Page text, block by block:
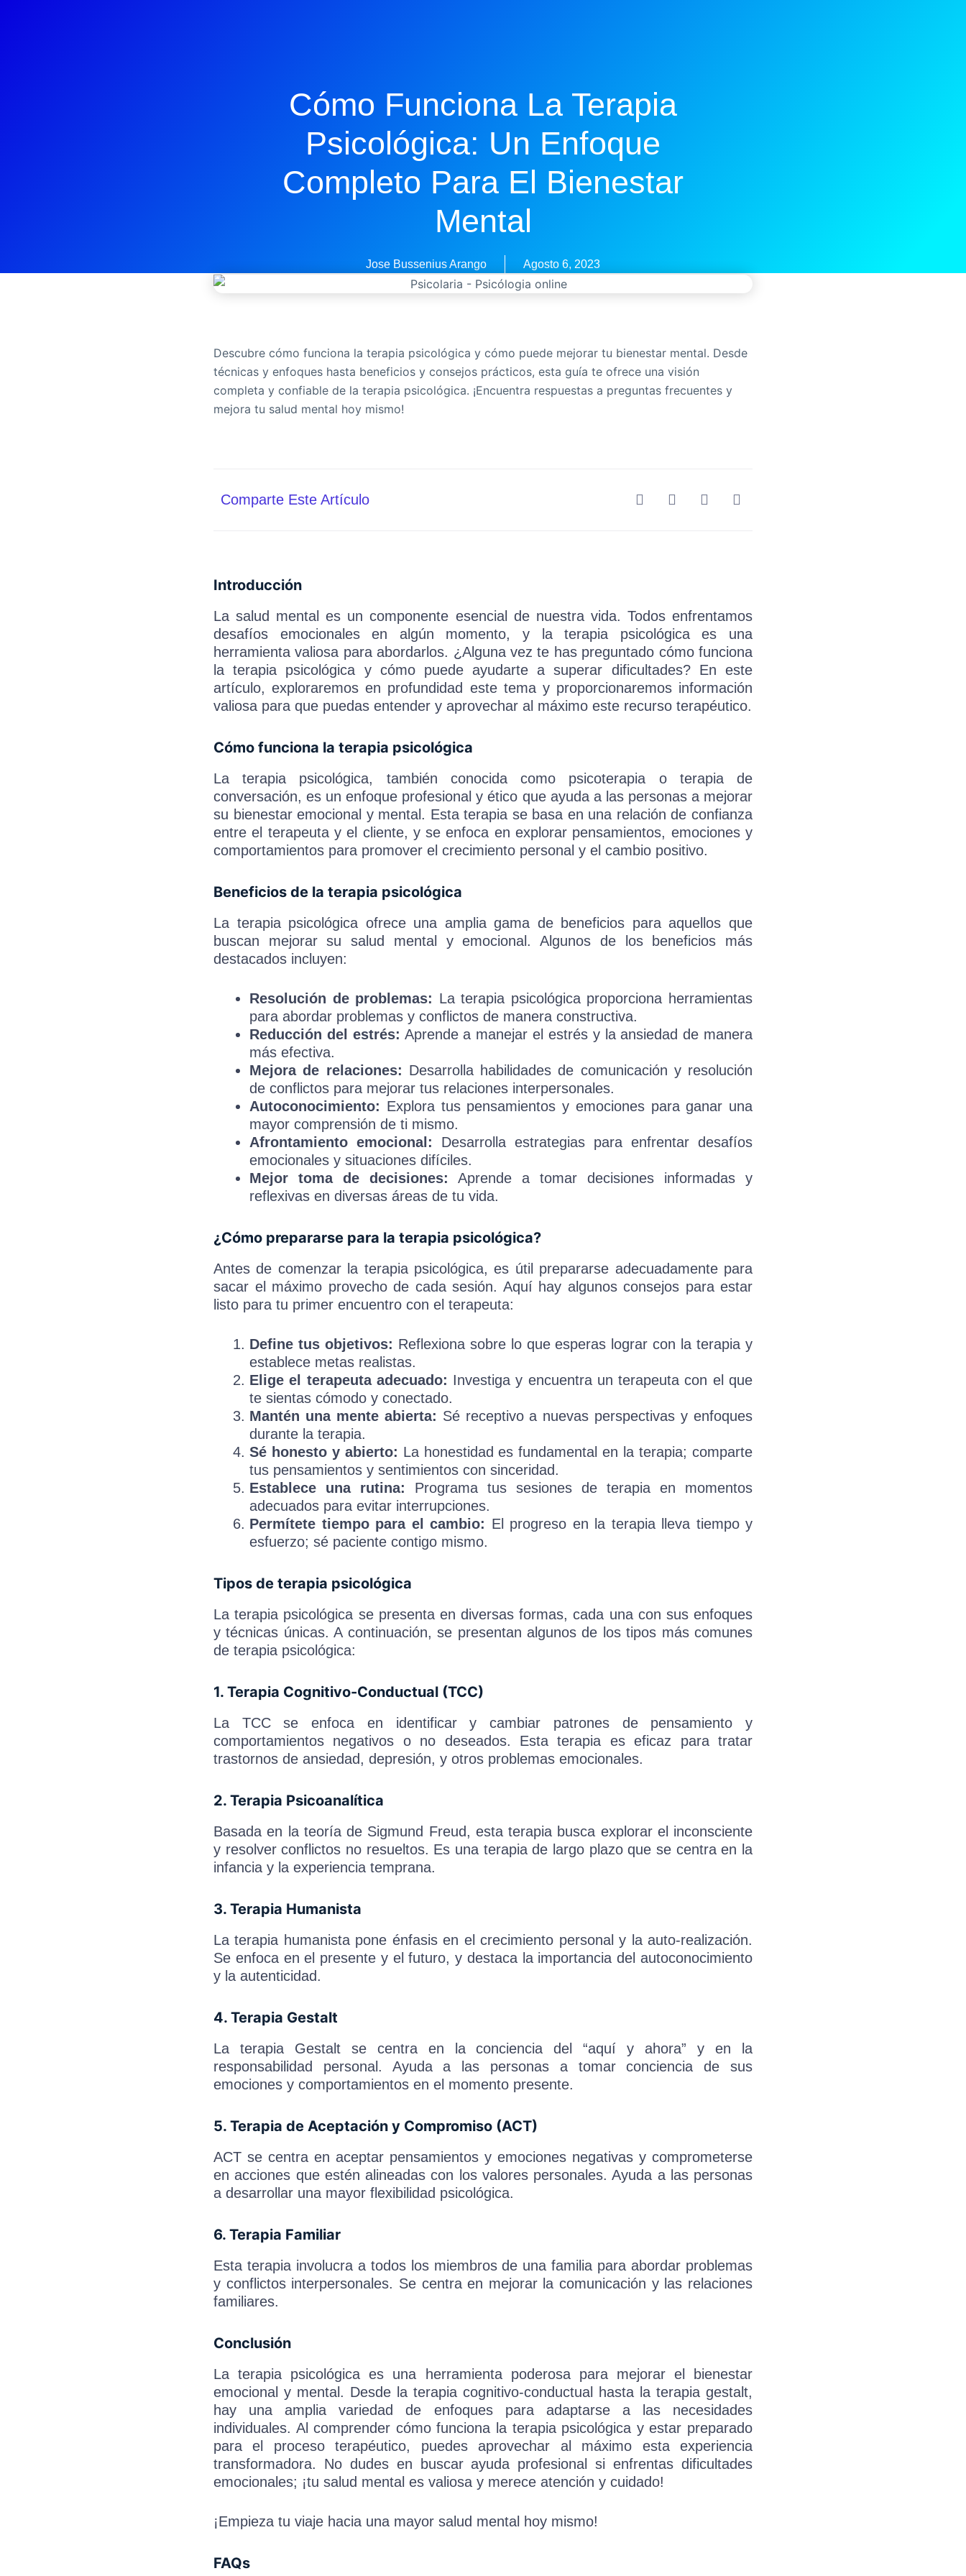
Cómo Funciona La Terapia
Psicológica: Un Enfoque
Completo Para El Bienestar
Mental
Jose Bussenius Arango Agosto 6, 2023
Descubre cómo funciona la terapia psicológica y cómo puede mejorar tu bienestar mental. Desde
técnicas y enfoques hasta beneficios y consejos prácticos, esta guía te ofrece una visión
completa y confiable de la terapia psicológica. ¡Encuentra respuestas a preguntas frecuentes y
mejora tu salud mental hoy mismo!
Comparte Este Artículo
Introducción
La salud mental es un componente esencial de nuestra vida. Todos enfrentamos
desafíos emocionales en algún momento, y la terapia psicológica es una
herramienta valiosa para abordarlos. ¿Alguna vez te has preguntado cómo funciona
la terapia psicológica y cómo puede ayudarte a superar dificultades? En este
artículo, exploraremos en profundidad este tema y proporcionaremos información
valiosa para que puedas entender y aprovechar al máximo este recurso terapéutico.
Cómo funciona la terapia psicológica
La terapia psicológica, también conocida como psicoterapia o terapia de
conversación, es un enfoque profesional y ético que ayuda a las personas a mejorar
su bienestar emocional y mental. Esta terapia se basa en una relación de confianza
entre el terapeuta y el cliente, y se enfoca en explorar pensamientos, emociones y
comportamientos para promover el crecimiento personal y el cambio positivo.
Beneficios de la terapia psicológica
La terapia psicológica ofrece una amplia gama de beneficios para aquellos que
buscan mejorar su salud mental y emocional. Algunos de los beneficios más
destacados incluyen:
Resolución de problemas: La terapia psicológica proporciona herramientas
para abordar problemas y conflictos de manera constructiva.
Reducción del estrés: Aprende a manejar el estrés y la ansiedad de manera
más efectiva.
Mejora de relaciones: Desarrolla habilidades de comunicación y resolución
de conflictos para mejorar tus relaciones interpersonales.
Autoconocimiento: Explora tus pensamientos y emociones para ganar una
mayor comprensión de ti mismo.
Afrontamiento emocional: Desarrolla estrategias para enfrentar desafíos
emocionales y situaciones difíciles.
Mejor toma de decisiones: Aprende a tomar decisiones informadas y
reflexivas en diversas áreas de tu vida.
¿Cómo prepararse para la terapia psicológica?
Antes de comenzar la terapia psicológica, es útil prepararse adecuadamente para
sacar el máximo provecho de cada sesión. Aquí hay algunos consejos para estar
listo para tu primer encuentro con el terapeuta:
Define tus objetivos: Reflexiona sobre lo que esperas lograr con la terapia y
establece metas realistas.
Elige el terapeuta adecuado: Investiga y encuentra un terapeuta con el que
te sientas cómodo y conectado.
Mantén una mente abierta: Sé receptivo a nuevas perspectivas y enfoques
durante la terapia.
Sé honesto y abierto: La honestidad es fundamental en la terapia; comparte
tus pensamientos y sentimientos con sinceridad.
Establece una rutina: Programa tus sesiones de terapia en momentos
adecuados para evitar interrupciones.
Permítete tiempo para el cambio: El progreso en la terapia lleva tiempo y
esfuerzo; sé paciente contigo mismo.
Tipos de terapia psicológica
La terapia psicológica se presenta en diversas formas, cada una con sus enfoques
y técnicas únicas. A continuación, se presentan algunos de los tipos más comunes
de terapia psicológica:
1. Terapia Cognitivo-Conductual (TCC)
La TCC se enfoca en identificar y cambiar patrones de pensamiento y
comportamientos negativos o no deseados. Esta terapia es eficaz para tratar
trastornos de ansiedad, depresión, y otros problemas emocionales.
2. Terapia Psicoanalítica
Basada en la teoría de Sigmund Freud, esta terapia busca explorar el inconsciente
y resolver conflictos no resueltos. Es una terapia de largo plazo que se centra en la
infancia y la experiencia temprana.
3. Terapia Humanista
La terapia humanista pone énfasis en el crecimiento personal y la auto-realización.
Se enfoca en el presente y el futuro, y destaca la importancia del autoconocimiento
y la autenticidad.
4. Terapia Gestalt
La terapia Gestalt se centra en la conciencia del “aquí y ahora” y en la
responsabilidad personal. Ayuda a las personas a tomar conciencia de sus
emociones y comportamientos en el momento presente.
5. Terapia de Aceptación y Compromiso (ACT)
ACT se centra en aceptar pensamientos y emociones negativas y comprometerse
en acciones que estén alineadas con los valores personales. Ayuda a las personas
a desarrollar una mayor flexibilidad psicológica.
6. Terapia Familiar
Esta terapia involucra a todos los miembros de una familia para abordar problemas
y conflictos interpersonales. Se centra en mejorar la comunicación y las relaciones
familiares.
Conclusión
La terapia psicológica es una herramienta poderosa para mejorar el bienestar
emocional y mental. Desde la terapia cognitivo-conductual hasta la terapia gestalt,
hay una amplia variedad de enfoques para adaptarse a las necesidades
individuales. Al comprender cómo funciona la terapia psicológica y estar preparado
para el proceso terapéutico, puedes aprovechar al máximo esta experiencia
transformadora. No dudes en buscar ayuda profesional si enfrentas dificultades
emocionales; ¡tu salud mental es valiosa y merece atención y cuidado!
¡Empieza tu viaje hacia una mayor salud mental hoy mismo!
FAQs